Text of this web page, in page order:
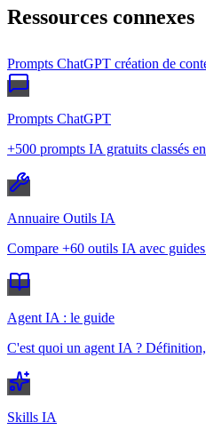
Ressources connexes
Prompts ChatGPT création de
Prompts ChatGPT
+500 prompts IA gratuits classés
Annuaire Outils IA
Compare +60 outils IA avec
Agent IA : le guide
C'est quoi un agent IA ?
Skills IA